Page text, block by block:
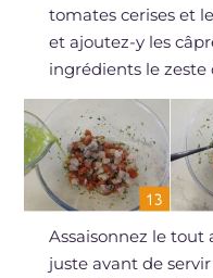
tomates cerises et
et ajoutez-y les
ingrédients le zeste
Assaisonnez le tout
juste avant de